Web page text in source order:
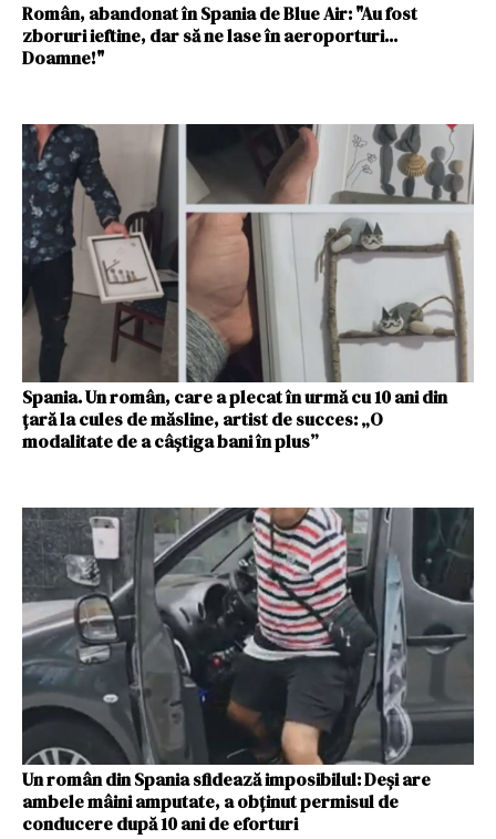
Român, abandonat în Spania de Blue Air: "Au fost
zboruri ieftine, dar să ne lase în aeroporturi...
Doamne!"
Spania. Un român, care a plecat în urmă cu 10 ani din
țară la cules de măsline, artist de succes: „O
modalitate de a câștiga bani în plus”
Un român din Spania sfidează imposibilul: Deși are
ambele mâini amputate, a obținut permisul de
conducere după 10 ani de eforturi